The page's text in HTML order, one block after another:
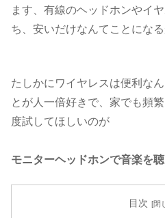
ます、有線のヘッドホンやイ
ち、安いだけなんてことになる
たしかにワイヤレスは便利な
とが人一倍好きで、家でも頻
度試してほしいのが
モニターヘッドホンで音楽を聴
目次